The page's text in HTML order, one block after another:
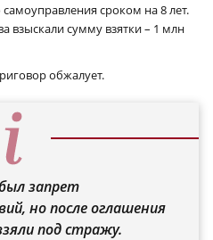
сроком на 8 лет.
взыскали сумму взятки – 1 млн
обжалует.
запрет
но после оглашения
под стражу.